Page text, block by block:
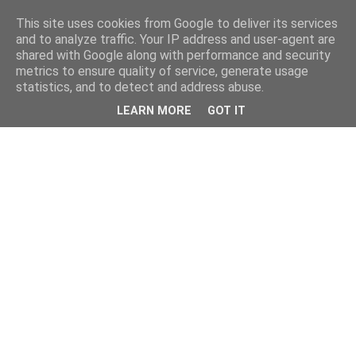
This site uses cookies from Google to deliver its services
and to analyze traffic. Your IP address and user-agent are
shared with Google along with performance and security
metrics to ensure quality of service, generate usage
statistics, and to detect and address abuse.
LEARN MORE GOT IT